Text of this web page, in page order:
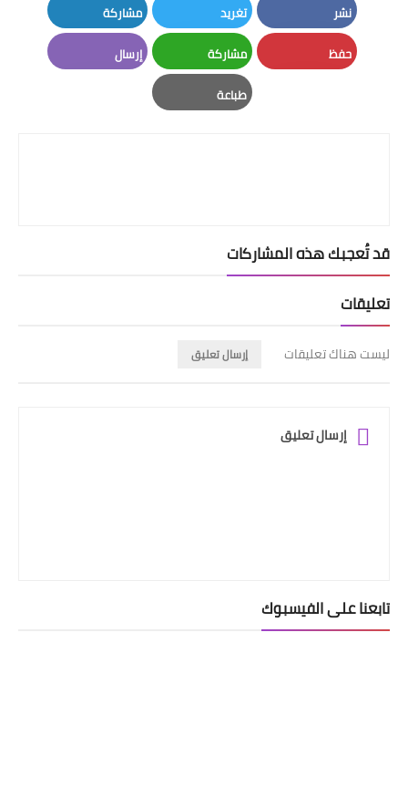
نشر
Facebook
تغريد
Twitter
مشاركة
LinkedIn
حفظ مشاركة
Whatsapp
إرسال
طباعة
قد تُعجبك هذه المشاركات
تعليقات
ليست هناك تعليقات إرسال تعليق
إرسال تعليق
تابعنا على الفيسبوك